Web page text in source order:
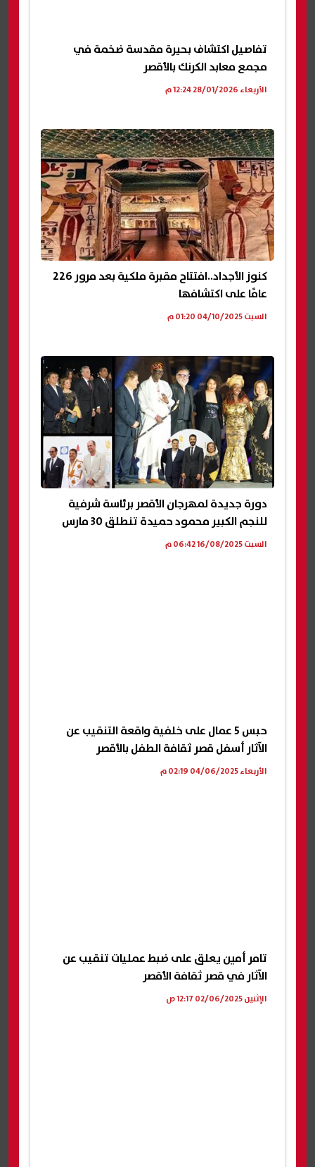
تفاصيل اكتشاف بحيرة مقدسة ضخمة في
مجمع معابد الكرنك بالأقصر
الأربعاء 28/01/2026 12:24 م
كنوز الأجداد..افتتاح مقبرة ملكية بعد مرور 226
عامًا على اكتشافها
السبت 04/10/2025 01:20 م
دورة جديدة لمهرجان الأقصر برئاسة شرفية
للنجم الكبير محمود حميدة تنطلق 30 مارس
السبت 16/08/2025 06:42 م
حبس 5 عمال على خلفية واقعة التنقيب عن
الآثار أسفل قصر ثقافة الطفل بالأقصر
الأربعاء 04/06/2025 02:19 م
تامر أمين يعلق على ضبط عمليات تنقيب عن
الآثار في قصر ثقافة الأقصر
الإثنين 02/06/2025 12:17 ص